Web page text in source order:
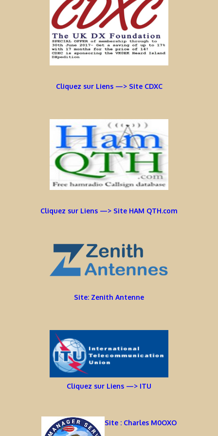
Cliquez sur Liens —> Site CDXC
Cliquez sur Liens —> Site HAM QTH.com
Site: Zenith Antenne
Cliquez sur Liens —> ITU
Site : Charles M0OXO